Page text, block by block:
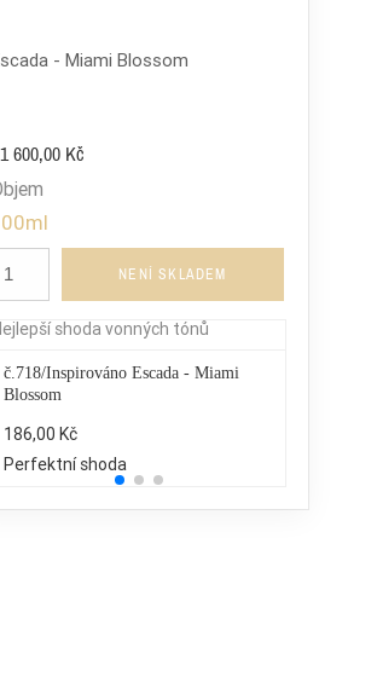
- Miami Blossom
1 600,00 Kč
NENÍ SKLADEM
shoda vonných tónů
č.718/Inspirováno Escada - Miami
Blossom
186,00 Kč
Perfektní shoda